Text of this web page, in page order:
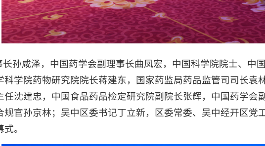
咸泽，中国药学会副理事长曲凤宏，中国科学院院士、中
科学院药物研究院院长蒋建东，国家药监局药品监管司司长袁
沈建忠，中国食品药品检定研究院副院长张辉，中国药学会
规官孙京林；吴中区委书记丁立新，区委常委、吴中经开区党
。